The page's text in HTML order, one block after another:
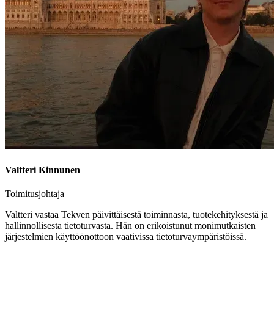
Valtteri Kinnunen
Toimitusjohtaja
Valtteri vastaa Tekven päivittäisestä toiminnasta, tuotekehityksestä ja
hallinnollisesta tietoturvasta. Hän on erikoistunut monimutkaisten
järjestelmien käyttöönottoon vaativissa tietoturvaympäristöissä.